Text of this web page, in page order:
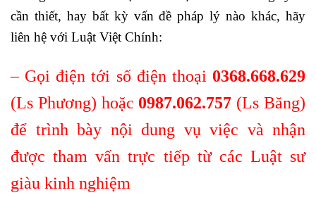
cần thiết, hay bất kỳ vấn đề pháp lý nào khác, hãy
liên hệ với Luật Việt Chính:
– Gọi điện tới số điện thoại 0368.668.629
(Ls Phương) hoặc 0987.062.757 (Ls Băng)
để trình bày nội dung vụ việc và nhận
được tham vấn trực tiếp từ các Luật sư
giàu kinh nghiệm